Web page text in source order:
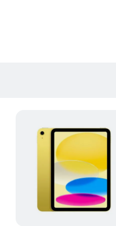
design versatil in doua parti oferit